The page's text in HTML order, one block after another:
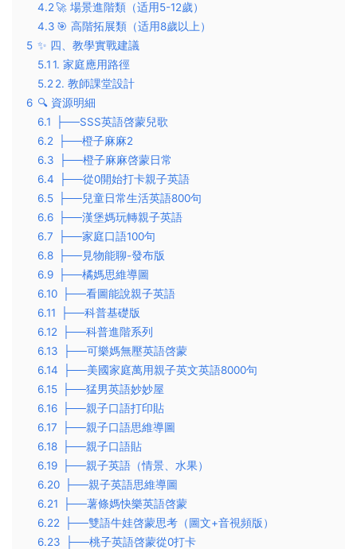
4.2​🚀 場景進階類（适用5-12歲）​​
4.3 ​🎯 高階拓展類（适用8歲以上）​​
5 ✨ 四、教學實戰建議
5.1​1. 家庭應用路徑​
5.2​2. 教師課堂設計​
6 🔍 ​資源明細
6.1
├──SSS英語啓蒙兒歌
6.2
├──橙子麻麻2
6.3
├──橙子麻麻啓蒙日常
6.4
├──從0開始打卡親子英語
6.5
├──兒童日常生活英語800句
6.6
├──漢堡媽玩轉親子英語
6.7
├──家庭口語100句
6.8
├──見物能聊-發布版
6.9
├──橘媽思維導圖
6.10
├──看圖能說親子英語
6.11
├──科普基礎版
6.12
├──科普進階系列
6.13
├──可樂媽無壓英語啓蒙
6.14
├──美國家庭萬用親子英文英語8000句
6.15
├──猛男英語妙妙屋
6.16
├──親子口語打印貼
6.17
├──親子口語思維導圖
6.18
├──親子口語貼
6.19
├──親子英語（情景、水果）
6.20
├──親子英語思維導圖
6.21
├──薯條媽快樂英語啓蒙
6.22
├──雙語牛娃啓蒙思考（圖文+音視頻版）
6.23
├──桃子英語啓蒙從0打卡